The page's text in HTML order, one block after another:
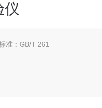
仪
准：GB/T 261